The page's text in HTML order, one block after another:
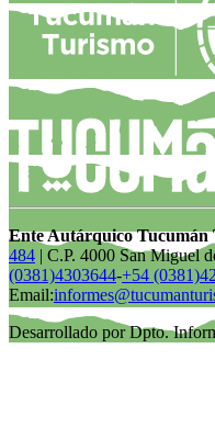
Ente Autárquico Tucumán
484 | C.P. 4000 San Miguel
(0381)4303644-+54
Email:
Desarrollado por Dpto.